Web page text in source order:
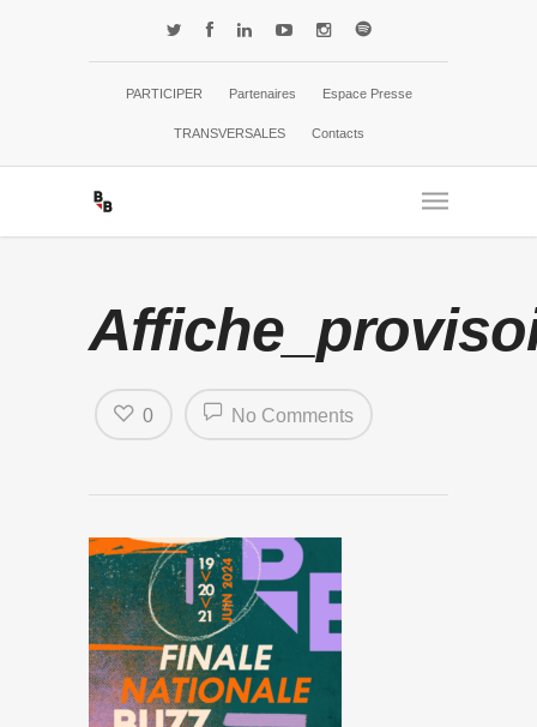
PARTICIPER Partenaires Espace Presse
TRANSVERSALES Contacts
No Comments
0